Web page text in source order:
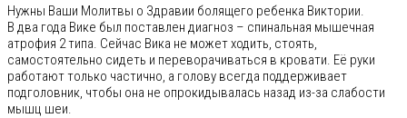
Нужны Ваши Молитвы о Здравии болящего ребенка Виктории.
В два года Вике был поставлен диагноз – спинальная мышечная
атрофия 2 типа. Сейчас Вика не может ходить, стоять,
самостоятельно сидеть и переворачиваться в кровати. Её руки
работают только частично, а голову всегда поддерживает
подголовник, чтобы она не опрокидывалась назад из-за слабости
мышц шеи.